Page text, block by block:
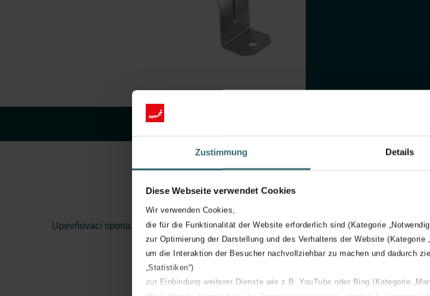
Zustimmung Details
Diese Webseite verwendet Cookies
Wir verwenden Cookies,
die für die Funktionalität der Website erforderlich sind (Kategorie
zur Optimierung der Darstellung und des Verhaltens der Website (Kategorie
um die Interaktion der Besucher nachvollziehbar zu machen und dadurch
„Statistiken“)
zur Einbindung weiterer Dienste wie z.B. YouTube oder Bing (Kategorie
Upevňovací spona pro ComfoTube Flat51